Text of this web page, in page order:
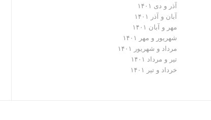
آذر و دی ۱۴۰۱
آبان و آذر ۱۴۰۱
مهر و آبان ۱۴۰۱
شهریور و مهر ۱۴۰۱
مرداد و شهریور ۱۴۰۱
تیر و مرداد ۱۴۰۱
خرداد و تیر ۱۴۰۱